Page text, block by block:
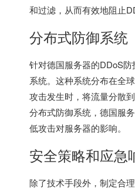
和过滤，从而有效地阻止
分布式防御系统
针对德国服务器的DDoS
系统。这种系统分布在全
攻击发生时，将流量分散
分布式防御系统，德国服
低攻击对服务器的影响。
安全策略和应急
除了技术手段外，制定合